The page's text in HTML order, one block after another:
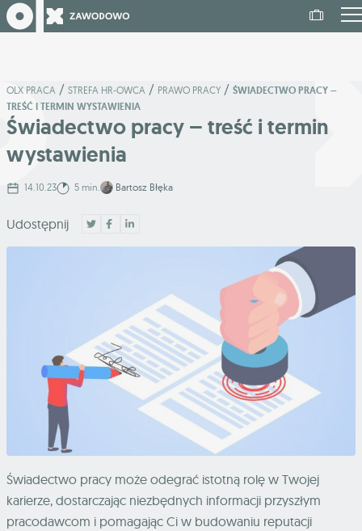
OLX PRACA / STREFA HR-OWCA / PRAWO PRACY / ŚWIADECTWO PRACY –
TREŚĆ I TERMIN WYSTAWIENIA
Świadectwo pracy – treść i termin
wystawienia
14.10.23 5 min. Bartosz Błęka
Udostępnij
Świadectwo pracy może odegrać istotną rolę w Twojej
karierze, dostarczając niezbędnych informacji przyszłym
pracodawcom i pomagając Ci w budowaniu reputacji